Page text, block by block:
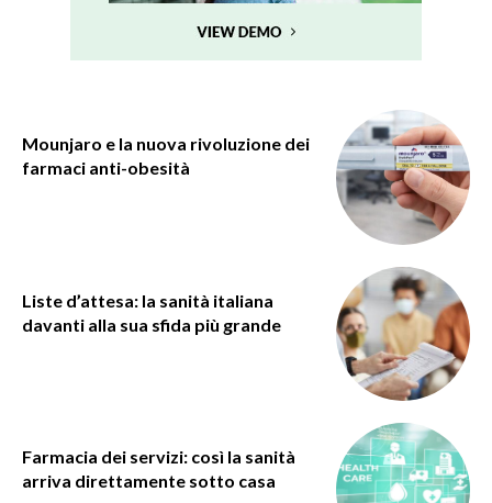
Mounjaro e la nuova rivoluzione dei
farmaci anti-obesità
Liste d’attesa: la sanità italiana
davanti alla sua sfida più grande
Farmacia dei servizi: così la sanità
arriva direttamente sotto casa